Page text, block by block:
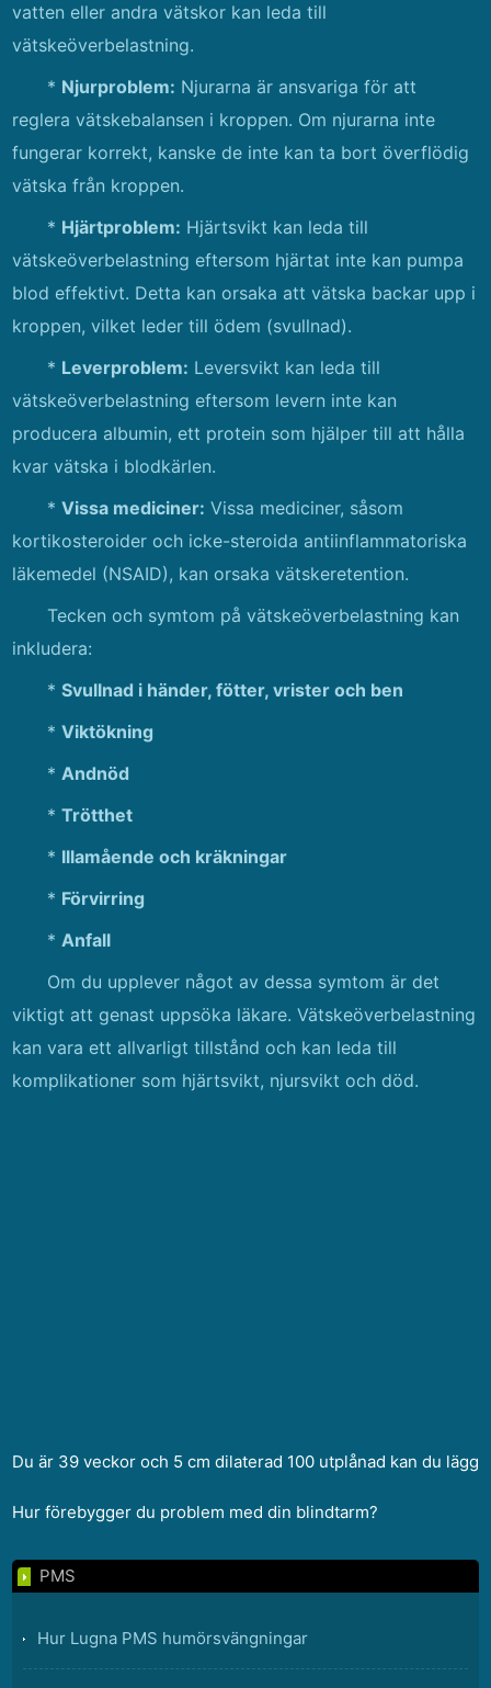
vatten eller andra vätskor kan leda till
vätskeöverbelastning.
* Njurproblem: Njurarna är ansvariga för att
reglera vätskebalansen i kroppen. Om njurarna inte
fungerar korrekt, kanske de inte kan ta bort överflödig
vätska från kroppen.
* Hjärtproblem: Hjärtsvikt kan leda till
vätskeöverbelastning eftersom hjärtat inte kan pumpa
blod effektivt. Detta kan orsaka att vätska backar upp i
kroppen, vilket leder till ödem (svullnad).
* Leverproblem: Leversvikt kan leda till
vätskeöverbelastning eftersom levern inte kan
producera albumin, ett protein som hjälper till att hålla
kvar vätska i blodkärlen.
*Vissa mediciner: Vissa mediciner, såsom
kortikosteroider och icke-steroida antiinflammatoriska
läkemedel (NSAID), kan orsaka vätskeretention.
Tecken och symtom på vätskeöverbelastning kan
inkludera:
*Svullnad i händer, fötter, vrister och ben
*Viktökning
*Andnöd
*Trötthet
* Illamående och kräkningar
* Förvirring
*Anfall
Om du upplever något av dessa symtom är det
viktigt att genast uppsöka läkare. Vätskeöverbelastning
kan vara ett allvarligt tillstånd och kan leda till
komplikationer som hjärtsvikt, njursvikt och död.
Du är 39 veckor och 5 cm dilaterad 100 utplånad kan du
Hur förebygger du problem med din blindtarm?
PMS
Hur Lugna PMS humörsvängningar